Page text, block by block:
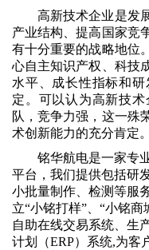
高新技术企业是发
产业结构、提高国家竞
有十分重要的战略地位
心自主知识产权、科技
水平、成长性指标和
定。可以认为高新技
队，竞争力强，这一殊
术创新能力的充分肯定。
铭华航电是一家专
平台，我们提供包括研
小批量制作、检测等服
立“小铭打样”、“小铭
自助在线交易系统、生
计划（ERP）系统,为客